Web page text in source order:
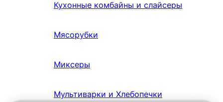
Кухонные комбайны и слайсеры
Мясорубки
Миксеры
Мультиварки и Хлебопечки